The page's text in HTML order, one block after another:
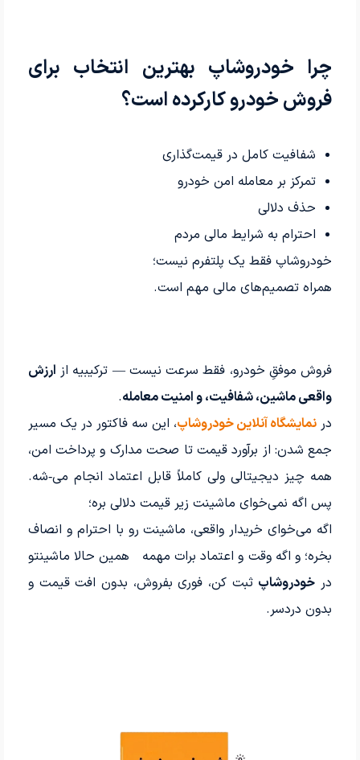
چرا خودروشاپ بهترین انتخاب برای
فروش خودرو کارکرده است؟
شفافیت کامل در قیمت‌گذاری
تمرکز بر معامله امن خودرو
حذف دلالی
احترام به شرایط مالی مردم
خودروشاپ فقط یک پلتفرم نیست؛
همراه تصمیم‌های مالی مهم است.
فروش موفقِ خودرو، فقط سرعت نیست — ترکیبیه از ارزش
واقعی ماشین، شفافیت، و امنیت معامله.
در نمایشگاه آنلاین خودروشاپ، این سه فاکتور در یک مسیر
جمع شدن: از برآورد قیمت تا صحت مدارک و پرداخت امن،
همه چیز دیجیتالی ولی کاملاً قابل اعتماد انجام می‌‑شه.
پس اگه نمی‌خوای ماشینت زیر قیمت دلالی بره؛
اگه می‌خوای خریدار واقعی، ماشینت رو با احترام و انصاف
بخره؛ و اگه وقت و اعتماد برات مهمه همین حالا ماشینتو
در خودروشاپ ثبت کن، فوری بفروش، بدون افت قیمت و
بدون دردسر.